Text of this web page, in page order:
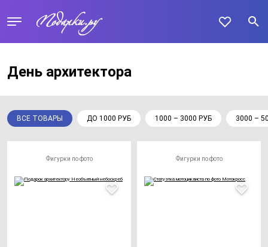
День архитектора
ВСЕ ТОВАРЫ ДО 1000 РУБ 1000 – 3000 РУБ 3000 –
Фигурки по фото Фигурки по фото